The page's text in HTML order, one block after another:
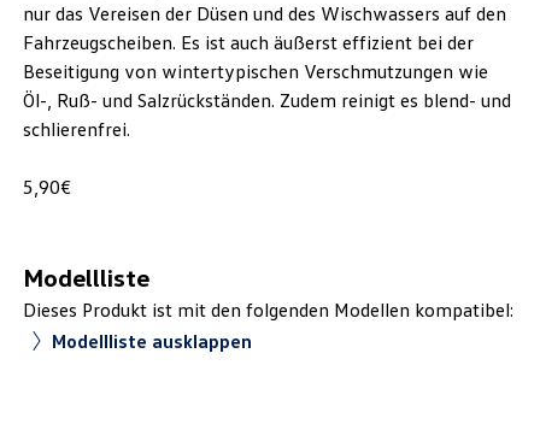
nur das Vereisen der Düsen und des Wischwassers auf den
Fahrzeugscheiben. Es ist auch äußerst effizient bei der
Beseitigung von wintertypischen Verschmutzungen wie
Öl-, Ruß- und Salzrückständen. Zudem reinigt es blend- und
schlierenfrei.
5,90€
Modellliste
Dieses Produkt ist mit den folgenden Modellen kompatibel:
Modellliste ausklappen